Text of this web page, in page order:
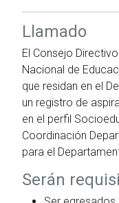
Llamado
El Consejo
Nacional de
que residan en el
un registro de
en el perfil
Coordinación
para el
Serán